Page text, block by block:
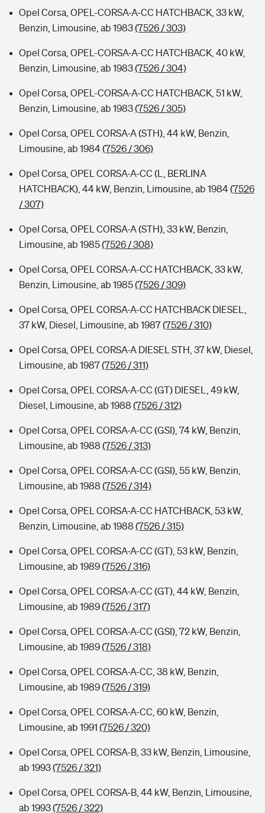
Opel Corsa, OPEL-CORSA-A-CC HATCHBACK, 33 kW,
Benzin, Limousine, ab 1983(7526 / 303)
Opel Corsa, OPEL-CORSA-A-CC HATCHBACK, 40 kW,
Benzin, Limousine, ab 1983(7526 / 304)
Opel Corsa, OPEL-CORSA-A-CC HATCHBACK, 51 kW,
Benzin, Limousine, ab 1983(7526 / 305)
Opel Corsa, OPEL CORSA-A (STH), 44 kW, Benzin,
Limousine, ab 1984(7526 / 306)
Opel Corsa, OPEL CORSA-A-CC (L, BERLINA
HATCHBACK), 44 kW, Benzin, Limousine, ab 1984(7526
/ 307)
Opel Corsa, OPEL CORSA-A (STH), 33 kW, Benzin,
Limousine, ab 1985(7526 / 308)
Opel Corsa, OPEL CORSA-A-CC HATCHBACK, 33 kW,
Benzin, Limousine, ab 1985(7526 / 309)
Opel Corsa, OPEL CORSA-A-CC HATCHBACK DIESEL,
37 kW, Diesel, Limousine, ab 1987(7526 / 310)
Opel Corsa, OPEL CORSA-A DIESEL STH, 37 kW, Diesel,
Limousine, ab 1987(7526 / 311)
Opel Corsa, OPEL CORSA-A-CC (GT) DIESEL, 49 kW,
Diesel, Limousine, ab 1988 (7526 / 312)
Opel Corsa, OPEL CORSA-A-CC (GSI), 74 kW, Benzin,
Limousine, ab 1988 (7526 / 313)
Opel Corsa, OPEL CORSA-A-CC (GSI), 55 kW, Benzin,
Limousine, ab 1988 (7526 / 314)
Opel Corsa, OPEL CORSA-A-CC HATCHBACK, 53 kW,
Benzin, Limousine, ab 1988 (7526 / 315)
Opel Corsa, OPEL CORSA-A-CC (GT), 53 kW, Benzin,
Limousine, ab 1989(7526 / 316)
Opel Corsa, OPEL CORSA-A-CC (GT), 44 kW, Benzin,
Limousine, ab 1989(7526 / 317)
Opel Corsa, OPEL CORSA-A-CC (GSI), 72 kW, Benzin,
Limousine, ab 1989(7526 / 318)
Opel Corsa, OPEL CORSA-A-CC, 38 kW, Benzin,
Limousine, ab 1989(7526 / 319)
Opel Corsa, OPEL CORSA-A-CC, 60 kW, Benzin,
Limousine, ab 1991 (7526 / 320)
Opel Corsa, OPEL CORSA-B, 33 kW, Benzin, Limousine,
ab 1993(7526 / 321)
Opel Corsa, OPEL CORSA-B, 44 kW, Benzin, Limousine,
ab 1993(7526 / 322)